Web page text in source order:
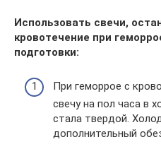
Использовать свечи,
кровотечение при
подготовки:
При геморрое с
свечу на пол часа в
стала твердой.
дополнительный